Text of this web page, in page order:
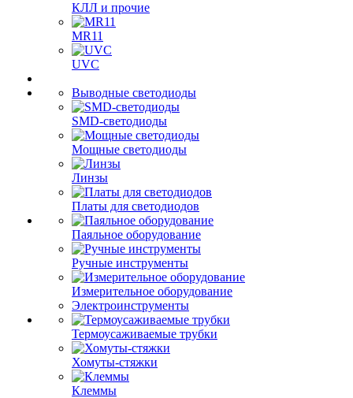
КЛЛ и прочие
MR11
UVC
Выводные светодиоды
SMD-светодиоды
Мощные светодиоды
Линзы
Платы для светодиодов
Паяльное оборудование
Ручные инструменты
Измерительное оборудование
Электроинструменты
Термоусаживаемые трубки
Хомуты-стяжки
Клеммы